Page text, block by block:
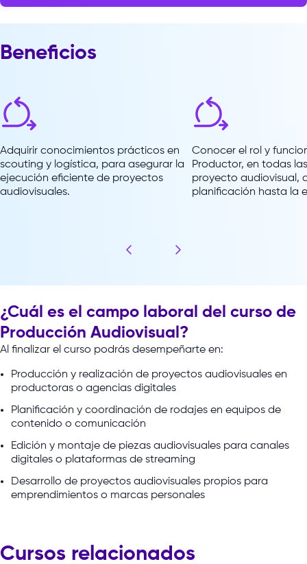
Beneficios
Adquirir conocimientos prácticos en
scouting y logística, para asegurar la
ejecución eficiente de proyectos
audiovisuales.
Conocer el rol y
Productor, en todas
proyecto audiovisual,
planificación hasta la
¿Cuál es el campo laboral del curso de
Producción Audiovisual?
Al finalizar el curso podrás desempeñarte en:
Producción y realización de proyectos audiovisuales en
productoras o agencias digitales
Planificación y coordinación de rodajes en equipos de
contenido o comunicación
Edición y montaje de piezas audiovisuales para canales
digitales o plataformas de streaming
Desarrollo de proyectos audiovisuales propios para
emprendimientos o marcas personales
Cursos relacionados